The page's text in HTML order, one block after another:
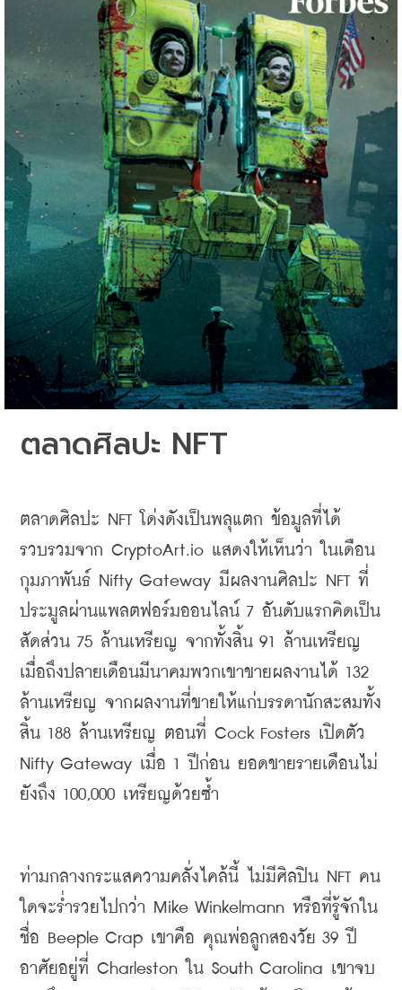
ตลาดศิลปะ NFT
ตลาดศิลปะ NFT โด่งดังเป็นพลุแตก ข้อมูลที่ได้
รวบรวมจาก CryptoArt.io แสดงให้เห็นว่า ในเดือน
กุมภาพันธ์ Nifty Gateway มีผลงานศิลปะ NFT ที่
ประมูลผ่านแพลตฟอร์มออนไลน์ 7 อันดับแรกคิดเป็น
สัดส่วน 75 ล้านเหรียญ จากทั้งสิ้น 91 ล้านเหรียญ
เมื่อถึงปลายเดือนมีนาคมพวกเขาขายผลงานได้ 132
ล้านเหรียญ จากผลงานที่ขายให้แก่บรรดานักสะสมทั้ง
สิ้น 188 ล้านเหรียญ ตอนที่ Cock Fosters
Nifty Gateway เมื่อ 1 ปีก่อน ยอดขายรายเดือนไม่
ยังถึง 100,000 เหรียญด้วยซ้ำ
ท่ามกลางกระแสความคลั่งไคล้นี้ ไม่มีศิลปิน NFT คน
ใดจะร่ำรวยไปกว่า Mike Winkelmann หรือที่รู้จักใน
ชื่อ
Beeple Crap เขาคือ คุณพ่อลูกสองวัย 39 ปี
อาศัยอยู่ที่ Charleston ใน South Carolina เขาจบ